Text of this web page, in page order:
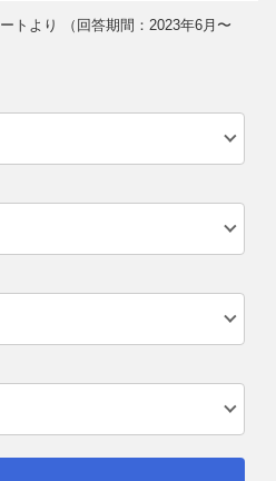
トより （回答期間：2023年6月〜